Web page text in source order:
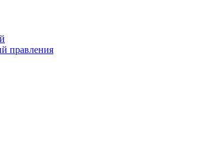
правления